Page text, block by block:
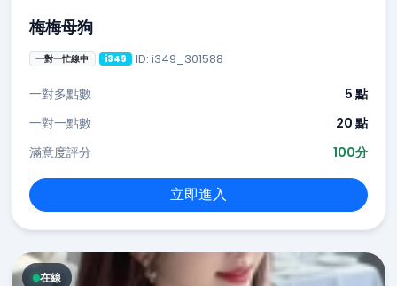
梅梅母狗
一對一忙線中 i349 ID: i349_301588
一對多點數
5 點
一對一點數
20 點
滿意度評分
100分
立即進入
在線